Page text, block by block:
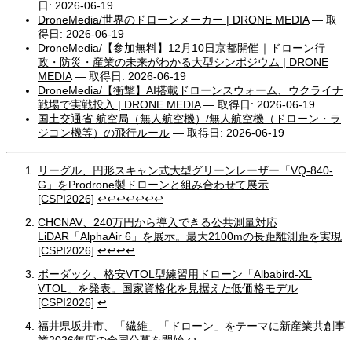
日: 2026-06-19
DroneMedia/世界のドローンメーカー | DRONE MEDIA— 取
得日: 2026-06-19
DroneMedia/【参加無料】12月10日京都開催｜ドローン行
政・防災・産業の未来がわかる大型シンポジウム | DRONE
MEDIA— 取得日: 2026-06-19
DroneMedia/【衝撃】AI搭載ドローンスウォーム、ウクライナ
戦場で実戦投入 | DRONE MEDIA— 取得日: 2026-06-19
国土交通省 航空局（無人航空機）/無人航空機（ドローン・ラ
ジコン機等）の飛行ルール — 取得日: 2026-06-19
リーグル、円形スキャン式大型グリーンレーザー「VQ-840-
G」をProdrone製ドローンと組み合わせて展示
[CSPI2026] ↩↩↩↩↩↩↩
CHCNAV、240万円から導入できる公共測量対応
LiDAR「AlphaAir 6」を展示。最大2100mの長距離測距を実現
[CSPI2026] ↩↩↩↩
ボーダック、格安VTOL型練習用ドローン「Albabird-XL
VTOL」を発表。国家資格化を見据えた低価格モデル
[CSPI2026] ↩
福井県坂井市、「繊維」「ドローン」をテーマに新産業共創事